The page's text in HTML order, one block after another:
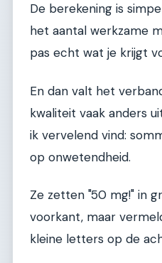
De berekening is
het aantal werkzame
pas echt wat je krijgt
En dan valt het
kwaliteit vaak anders
ik vervelend vind:
op onwetendheid.
Ze zetten "50 mg!" in
voorkant, maar
kleine letters op de